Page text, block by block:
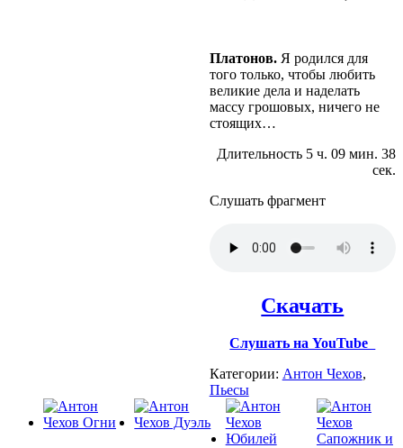
Платонов.Я родился для
того только, чтобы любить
великие дела и наделать
массу грошовых, ничего не
стоящих…
Длительность 5 ч. 09 мин. 38
сек.
Слушать фрагмент
Скачать
Слушать на YouTube
Категории: Антон Чехов,
Пьесы